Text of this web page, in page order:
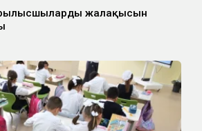
жалақысын